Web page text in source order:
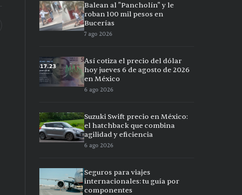
Balean al "Pancholín" y le
roban 100 mil pesos en
Bucerías
7 ago 2026
Así cotiza el precio del dólar
hoy jueves 6 de agosto de 2026
en México
6 ago 2026
Suzuki Swift precio en México:
el hatchback que combina
agilidad y eficiencia
6 ago 2026
Seguros para viajes
internacionales: tu guía por
componentes